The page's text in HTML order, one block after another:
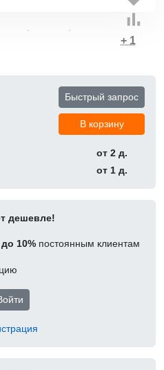
+ 1
Быстрый запрос
В корзину
от 2 д.
от 1 д.
дешевле!
до 10% постоянным клиентам